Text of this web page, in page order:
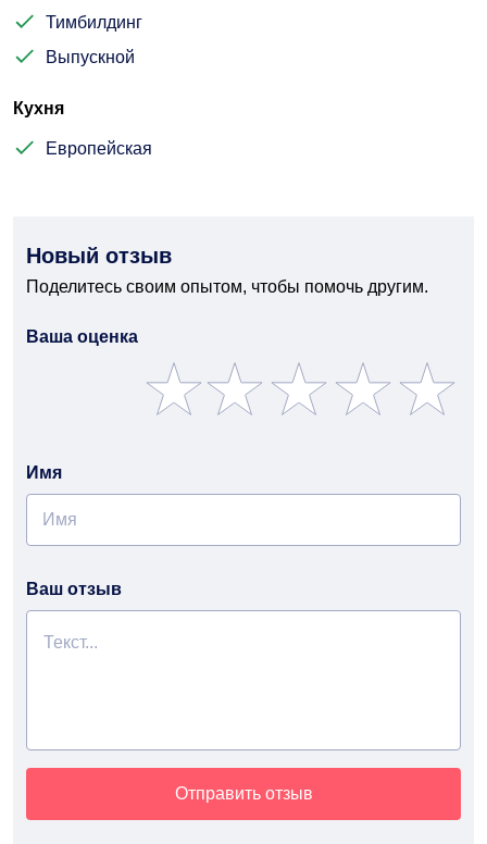
Тимбилдинг
Выпускной
Кухня
Европейская
Новый отзыв
Поделитесь своим опытом, чтобы помочь другим.
Ваша оценка
Имя
Ваш отзыв
Отправить отзыв